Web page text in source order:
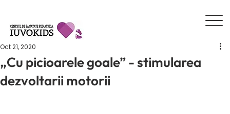
„Cu picioarele goale” - stimularea
dezvoltarii motorii
Oct 21, 2020